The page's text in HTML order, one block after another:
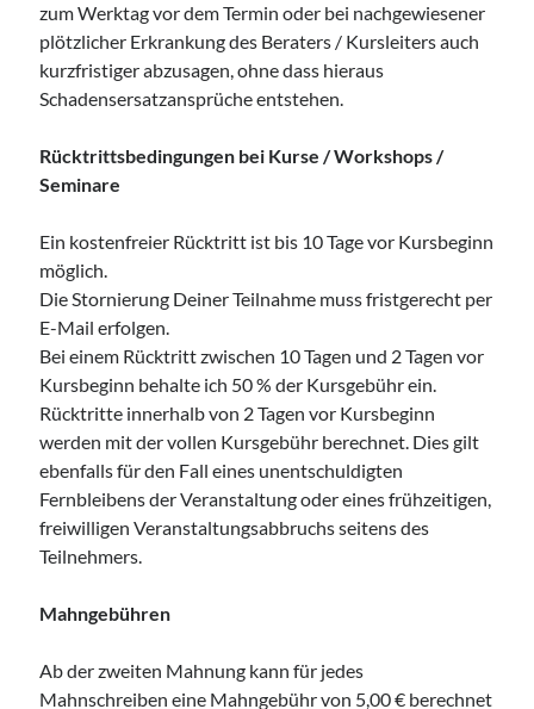
Suchen
zum Werktag vor dem Termin oder bei nachgewiesener
plötzlicher Erkrankung des Beraters / Kursleiters auch
kurzfristiger abzusagen, ohne dass hieraus
Schadensersatzansprüche entstehen.
Rücktrittsbedingungen bei Kurse / Workshops /
Seminare
Ein kostenfreier Rücktritt ist bis 10 Tage vor Kursbeginn
möglich.
Die Stornierung Deiner Teilnahme muss fristgerecht per
E-Mail erfolgen.
Bei einem Rücktritt zwischen 10 Tagen und 2 Tagen vor
Kursbeginn behalte ich 50 % der Kursgebühr ein.
Rücktritte innerhalb von 2 Tagen vor Kursbeginn
werden mit der vollen Kursgebühr berechnet. Dies gilt
ebenfalls für den Fall eines unentschuldigten
Fernbleibens der Veranstaltung oder eines frühzeitigen,
freiwilligen Veranstaltungsabbruchs seitens des
Teilnehmers.
Mahngebühren
Ab der zweiten Mahnung kann für jedes
Mahnschreiben eine Mahngebühr von 5,00 € berechnet